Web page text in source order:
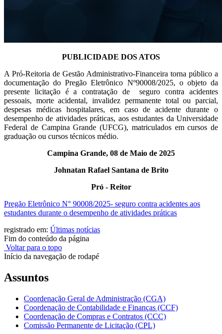
PUBLICIDADE DOS ATOS
A Pró-Reitoria de Gestão Administrativo-Financeira torna público a
documentação do Pregão Eletrônico Nº90008/2025, o objeto da
presente licitação é a contratação de seguro contra acidentes
pessoais, morte acidental, invalidez permanente total ou parcial,
despesas médicas hospitalares, em caso de acidente durante o
desempenho de atividades práticas, aos estudantes da Universidade
Federal de Campina Grande (UFCG), matriculados em cursos de
graduação ou cursos técnicos médio.
Campina Grande, 08 de Maio de 2025
Johnatan Rafael Santana de Brito
Pró - Reitor
Pregão Eletrônico N° 90008/2025- seguro contra acidentes aos
estudantes durante o desempenho de atividades práticas
registrado em: Últimas notícias
Fim do conteúdo da página
Voltar para o topo
Início da navegação de rodapé
Assuntos
Coordenação Geral de Administração (CGA)
Coordenação de Contabilidade e Finanças (CCF)
Coordenação de Compras e Contratos (CCC)
Comissão Permanente de Licitação (CPL)